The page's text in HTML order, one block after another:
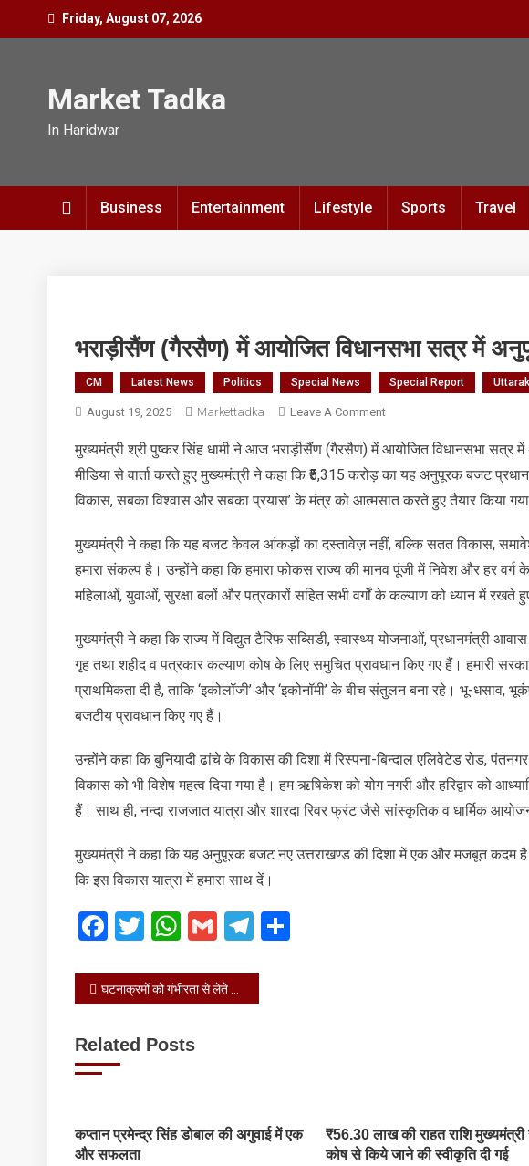
Friday, August 07, 2026
Market Tadka
In Haridwar
Business Entertainment Lifestyle Sports Travel
भराड़ीसैंण (गैरसैण) में आयोजित विधानसभा सत्र में
CM Latest News Politics Special News Special Report
August 19, 2025 Markettadka Leave A CommentOn
(गैरसैण)
में
आयोजित
सत्र
अनुपूरक
बजट
किया
मुख्यमंत्री श्री पुष्कर सिंह धामी ने आज भराड़ीसैंण (गैरसैण) में आयोजित विधानसभा
मीडिया से वार्ता करते हुए मुख्यमंत्री ने कहा कि ₹5,315 करोड़ का यह अनुपूरक बजट
विकास, सबका विश्वास और सबका प्रयास’ के मंत्र को आत्मसात करते हुए तैयार किया
मुख्यमंत्री ने कहा कि यह बजट केवल आंकड़ों का दस्तावेज़ नहीं, बल्कि सतत विकास,
हमारा संकल्प है। उन्होंने कहा कि हमारा फोकस राज्य की मानव पूंजी में निवेश और हर वर्ग
महिलाओं, युवाओं, सुरक्षा बलों और पत्रकारों सहित सभी वर्गों के कल्याण को ध्यान में रखते
मुख्यमंत्री ने कहा कि राज्य में विद्युत टैरिफ सब्सिडी, स्वास्थ्य योजनाओं, प्रधानमंत्री
गृह तथा शहीद व पत्रकार कल्याण कोष के लिए समुचित प्रावधान किए गए हैं। हमारी
प्राथमिकता दी है, ताकि ‘इकोलॉजी’ और ‘इकोनॉमी’ के बीच संतुलन बना रहे। भू-धसाव,
बजटीय प्रावधान किए गए हैं।
उन्होंने कहा कि बुनियादी ढांचे के विकास की दिशा में रिस्पना-बिन्दाल एलिवेटेड रोड,
विकास को भी विशेष महत्व दिया गया है। हम ऋषिकेश को योग नगरी और हरिद्वार को
हैं। साथ ही, नन्दा राजजात यात्रा और शारदा रिवर फ्रंट जैसे सांस्कृतिक व धार्मिक
मुख्यमंत्री ने कहा कि यह अनुपूरक बजट नए उत्तराखण्ड की दिशा में एक और मजबूत कदम
कि इस विकास यात्रा में हमारा साथ दें।
Facebook
Twitter
WhatsApp
GmailTelegram
Post
घटनाक्रमों को गंभीरता से लेते हुए निष्पक्ष और प्रभावी कार्यवाही के निर्देश दिए
Related Posts
कप्तान प्रमेन्द्र सिंह डोबाल की अगुवाई में एक
और सफलता
₹56.30 लाख की राहत राशि मुख्यमंत्री
कोष से किये जाने की स्वीकृति दी गई